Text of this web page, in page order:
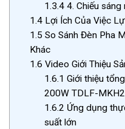
1.3.44. Chiếu sáng
1.4 Lợi Ích Của Việc
1.5 So Sánh Đèn Pha
Khác
1.6 Video Giới Thiệu
1.6.1 Giới thiệu
200W TDLF-
1.6.2 Ứng dụng
suất lớn